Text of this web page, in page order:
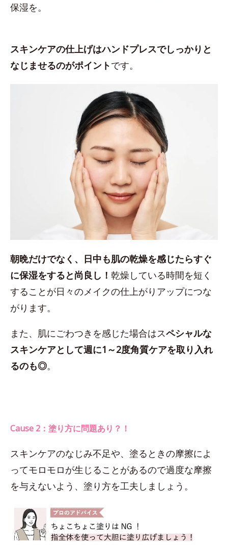
保湿を。
スキンケアの仕上げはハンドプレスでしっかりと
なじませるのがポイントです。
朝晩だけでなく、日中も肌の乾燥を感じたらすぐ
に保湿をすると尚良し！ 乾燥している時間を短く
することが日々のメイクの仕上がりアップにつな
がります。
また、肌にごわつきを感じた場合はスペシャルな
スキンケアとして週に1～2度角質ケアを取り入れ
るのも◎。
Cause 2：塗り方に問題あり？！
スキンケアのなじみ不足や、塗るときの摩擦によ
ってモロモロが生じることがあるので過度な摩擦
を与えないよう、塗り方を工夫しましょう。